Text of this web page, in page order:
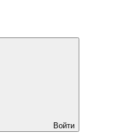
Войти